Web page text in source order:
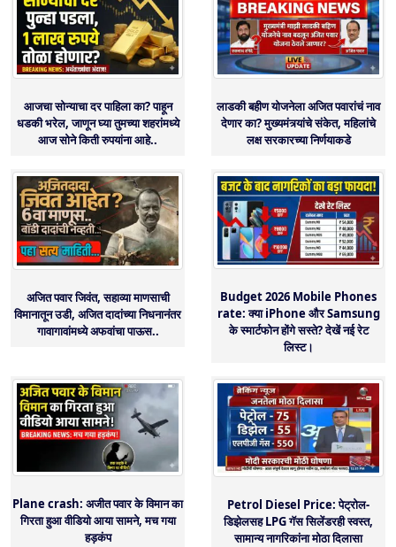
आजचा सोन्याचा दर पाहिला का? पाहून
धडकी भरेल, जाणून घ्या तुमच्या शहरांमध्ये
आज सोने किती रुपयांना आहे..
लाडकी बहीण योजनेला अजित पवारांचं नाव
देणार का? मुख्यमंत्र्यांचे संकेत, महिलांचे
लक्ष सरकारच्या निर्णयाकडे
अजित पवार जिवंत, सहाव्या माणसाची
विमानातून उडी, अजित दादांच्या निधनानंतर
गावागावांमध्ये अफवांचा पाऊस..
Budget 2026 Mobile Phones
rate: क्या iPhone और Samsung
के स्मार्टफोन होंगे सस्ते? देखें नई रेट
लिस्ट।
Plane crash: अजीत पवार के विमान का
गिरता हुआ वीडियो आया सामने, मच गया
हड़कंप
Petrol Diesel Price: पेट्रोल-
डिझेलसह LPG गॅस सिलेंडरही स्वस्त,
सामान्य नागरिकांना मोठा दिलासा